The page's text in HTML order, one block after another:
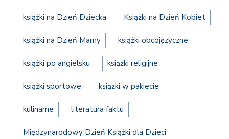
książki na Dzień Dziecka Książki na Dzień Kobiet
książki na Dzień Mamy książki obcojęzyczne
książki po angielsku książki religijne
książki sportowe książki w pakiecie
kulinarne literatura faktu
Międzynarodowy Dzień Książki dla Dzieci